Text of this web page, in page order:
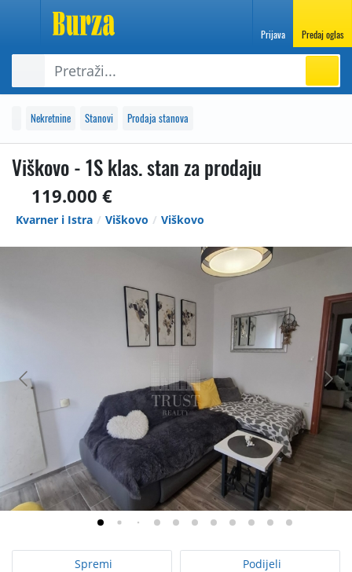
Prijava Predaj oglas
Nekretnine Stanovi Prodaja stanova
Viškovo - 1S klas. stan za prodaju
119.000 €
Kvarner i Istra Viškovo Viškovo
Spremi Podijeli